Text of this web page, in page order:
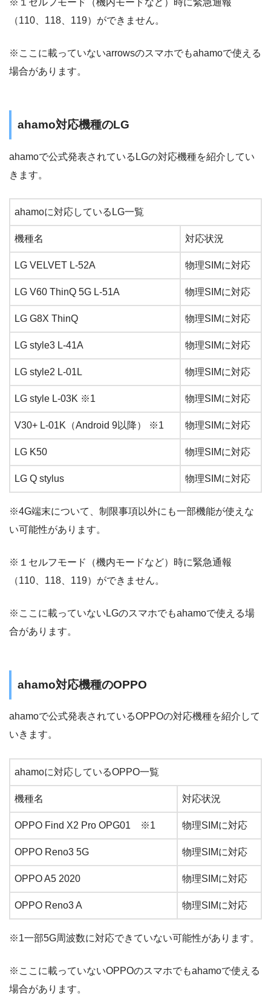
※１セルフモード（機内モードなど）時に緊急通報
（110、118、119）ができません。
※ここに載っていないarrowsのスマホでもahamoで使える
場合があります。
ahamo対応機種のLG
ahamoで公式発表されているLGの対応機種を紹介してい
きます。
ahamoに対応しているLG一覧
機種名 対応状況
LG VELVET L-52A 物理SIMに対応
LG V60 ThinQ 5G L-51A 物理SIMに対応
LG G8X ThinQ 物理SIMに対応
LG style3 L-41A 物理SIMに対応
LG style2 L-01L 物理SIMに対応
LG style L-03K ※1 物理SIMに対応
V30+ L-01K（Android 9以降） ※1 物理SIMに対応
LG K50 物理SIMに対応
LG Q stylus 物理SIMに対応
※4G端末について、制限事項以外にも一部機能が使えな
い可能性があります。
※１セルフモード（機内モードなど）時に緊急通報
（110、118、119）ができません。
※ここに載っていないLGのスマホでもahamoで使える場
合があります。
ahamo対応機種のOPPO
ahamoで公式発表されているOPPOの対応機種を紹介して
いきます。
ahamoに対応しているOPPO一覧
機種名 対応状況
OPPO Find X2 Pro OPG01 ※1 物理SIMに対応
OPPO Reno3 5G 物理SIMに対応
OPPO A5 2020 物理SIMに対応
OPPO Reno3 A 物理SIMに対応
※1一部5G周波数に対応できていない可能性があります。
※ここに載っていないOPPOのスマホでもahamoで使える
場合があります。